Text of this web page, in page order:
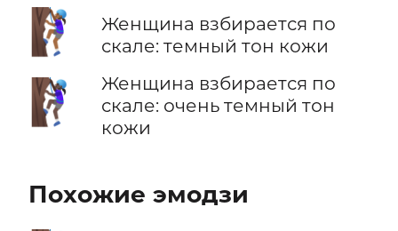
🧗🏾‍♀️
Женщина взбирается по
скале: темный тон кожи
🧗🏿‍♀️
Женщина взбирается по
скале: очень темный тон
кожи
Похожие эмодзи